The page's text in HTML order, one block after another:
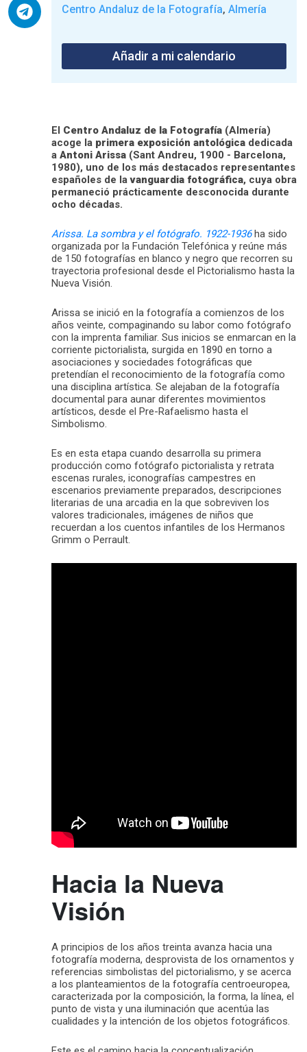
Centro Andaluz de la Fotografía, Almería
Añadir a mi calendario
El Centro Andaluz de la Fotografía (Almería)
acoge la primera exposición antológica dedicada
a Antoni Arissa (Sant Andreu, 1900 - Barcelona,
1980), uno de los más destacados representantes
españoles de lavanguardia fotográfica, cuya obra
permaneció prácticamente desconocida durante
ocho décadas.
Arissa. La sombra y el fotógrafo. 1922-1936ha sido
organizada por la Fundación Telefónica y reúne más
de 150 fotografías en blanco y negro que recorren su
trayectoria profesional desde el Pictorialismo hasta la
Nueva Visión.
Arissa se inició en la fotografía a comienzos de los
años veinte, compaginando su labor como fotógrafo
con la imprenta familiar. Sus inicios se enmarcan en la
corriente pictorialista, surgida en 1890 en torno a
asociaciones y sociedades fotográficas que
pretendían el reconocimiento de la fotografía como
una disciplina artística. Se alejaban de la fotografía
documental para aunar diferentes movimientos
artísticos, desde el Pre-Rafaelismo hasta el
Simbolismo.
Es en esta etapa cuando desarrolla su primera
producción como fotógrafo pictorialista y retrata
escenas rurales, iconografías campestres en
escenarios previamente preparados, descripciones
literarias de una arcadia en la que sobreviven los
valores tradicionales, imágenes de niños que
recuerdan a los cuentos infantiles de los Hermanos
Grimm o Perrault.
Hacia la Nueva
Visión
A principios de los años treinta avanza hacia una
fotografía moderna, desprovista de los ornamentos y
referencias simbolistas del pictorialismo, y se acerca
a los planteamientos de la fotografía centroeuropea,
caracterizada por la composición, la forma, la línea, el
punto de vista y una iluminación que acentúa las
cualidades y la intención de los objetos fotográficos.